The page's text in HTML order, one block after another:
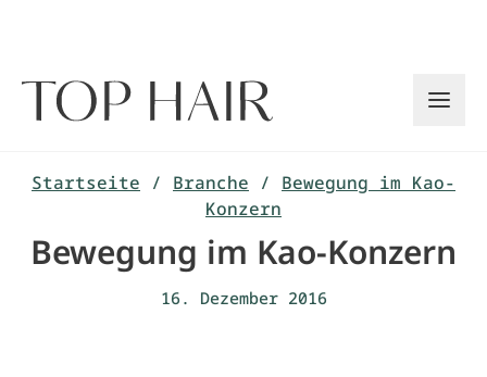
Startseite / Branche / Bewegung im Kao-
Konzern
Bewegung im Kao-Konzern
16. Dezember 2016